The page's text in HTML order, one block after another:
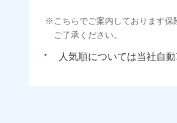
こちらでご案内しております
ご了承ください。
人気順については当社